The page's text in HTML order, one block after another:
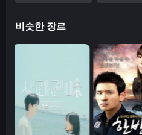
비슷한 장르